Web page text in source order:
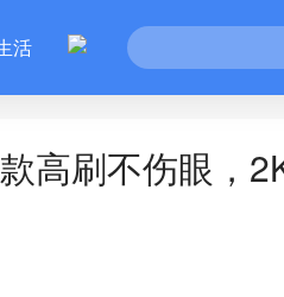
活
高刷不伤眼，